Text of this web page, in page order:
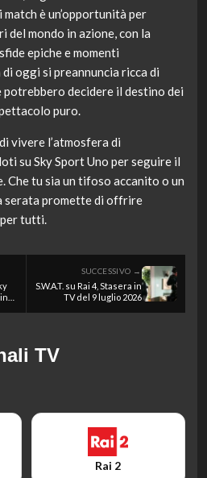
match è un’opportunità per
mondo in azione, con la
epiche e momenti
oggi si preannuncia ricca di
decidere il destino dei
puro.
vivere l’atmosfera di
su Sky Sport Uno per seguire il
Che tu sia un tifoso accanito o un
serata promette di offrire
tutti.
SUCCESSIVO →
S.W.A.T. su Rai 4, Stasera in
TV del 9 luglio 2026
TV
Rai 2